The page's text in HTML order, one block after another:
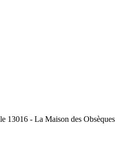
13016 - La Maison des Obsèques